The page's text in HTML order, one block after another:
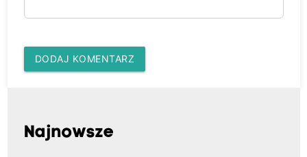
DODAJ KOMENTARZ
Najnowsze